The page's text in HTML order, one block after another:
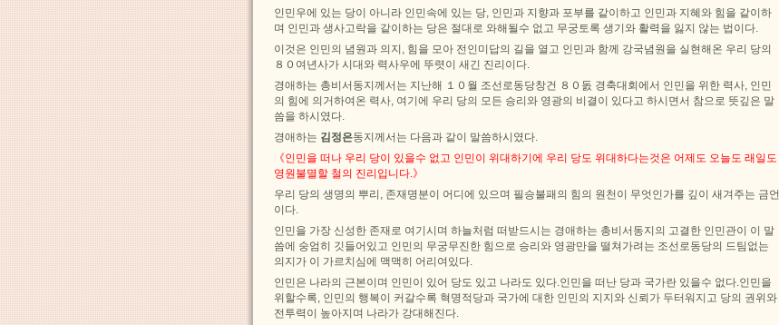
인민우에 있는 당이 아니라 인민속에 있는 당, 인민과 지향과 포부를 같이하고 인민과 지혜와 힘을 같이하
며 인민과 생사고락을 같이하는 당은 절대로 와해될수 없고 무궁토록 생기와 활력을 잃지 않는 법이다.
이것은 인민의 념원과 의지, 힘을 모아 전인미답의 길을 열고 인민과 함께 강국념원을 실현해온 우리 당의
８０여년사가 시대와 력사우에 뚜렷이 새긴 진리이다.
경애하는 총비서동지께서는 지난해 １０월 조선로동당창건 ８０돐 경축대회에서 인민을 위한 력사, 인민
의 힘에 의거하여온 력사, 여기에 우리 당의 모든 승리와 영광의 비결이 있다고 하시면서 참으로 뜻깊은 말
씀을 하시였다.
경애하는 김정은동지께서는 다음과 같이 말씀하시였다.
《인민을 떠나 우리 당이 있을수 없고 인민이 위대하기에 우리 당도 위대하다는것은 어제도 오늘도 래일도
영원불멸할 철의 진리입니다.》
우리 당의 생명의 뿌리, 존재명분이 어디에 있으며 필승불패의 힘의 원천이 무엇인가를 깊이 새겨주는 금언
이다.
인민을 가장 신성한 존재로 여기시며 하늘처럼 떠받드시는 경애하는 총비서동지의 고결한 인민관이 이 말
씀에 숭엄히 깃들어있고 인민의 무궁무진한 힘으로 승리와 영광만을 떨쳐가려는 조선로동당의 드팀없는
의지가 이 가르치심에 맥맥히 어리여있다.
인민은 나라의 근본이며 인민이 있어 당도 있고 나라도 있다.인민을 떠난 당과 국가란 있을수 없다.인민을
위할수록, 인민의 행복이 커갈수록 혁명적당과 국가에 대한 인민의 지지와 신뢰가 두터워지고 당의 권위와
전투력이 높아지며 나라가 강대해진다.